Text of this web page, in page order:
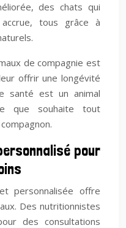
des chats qui
tous grâce à
de compagnie est
offrir une longévité
santé est un animal
que souhaite tout
pour
personnalisée offre
Des nutritionnistes
des consultations